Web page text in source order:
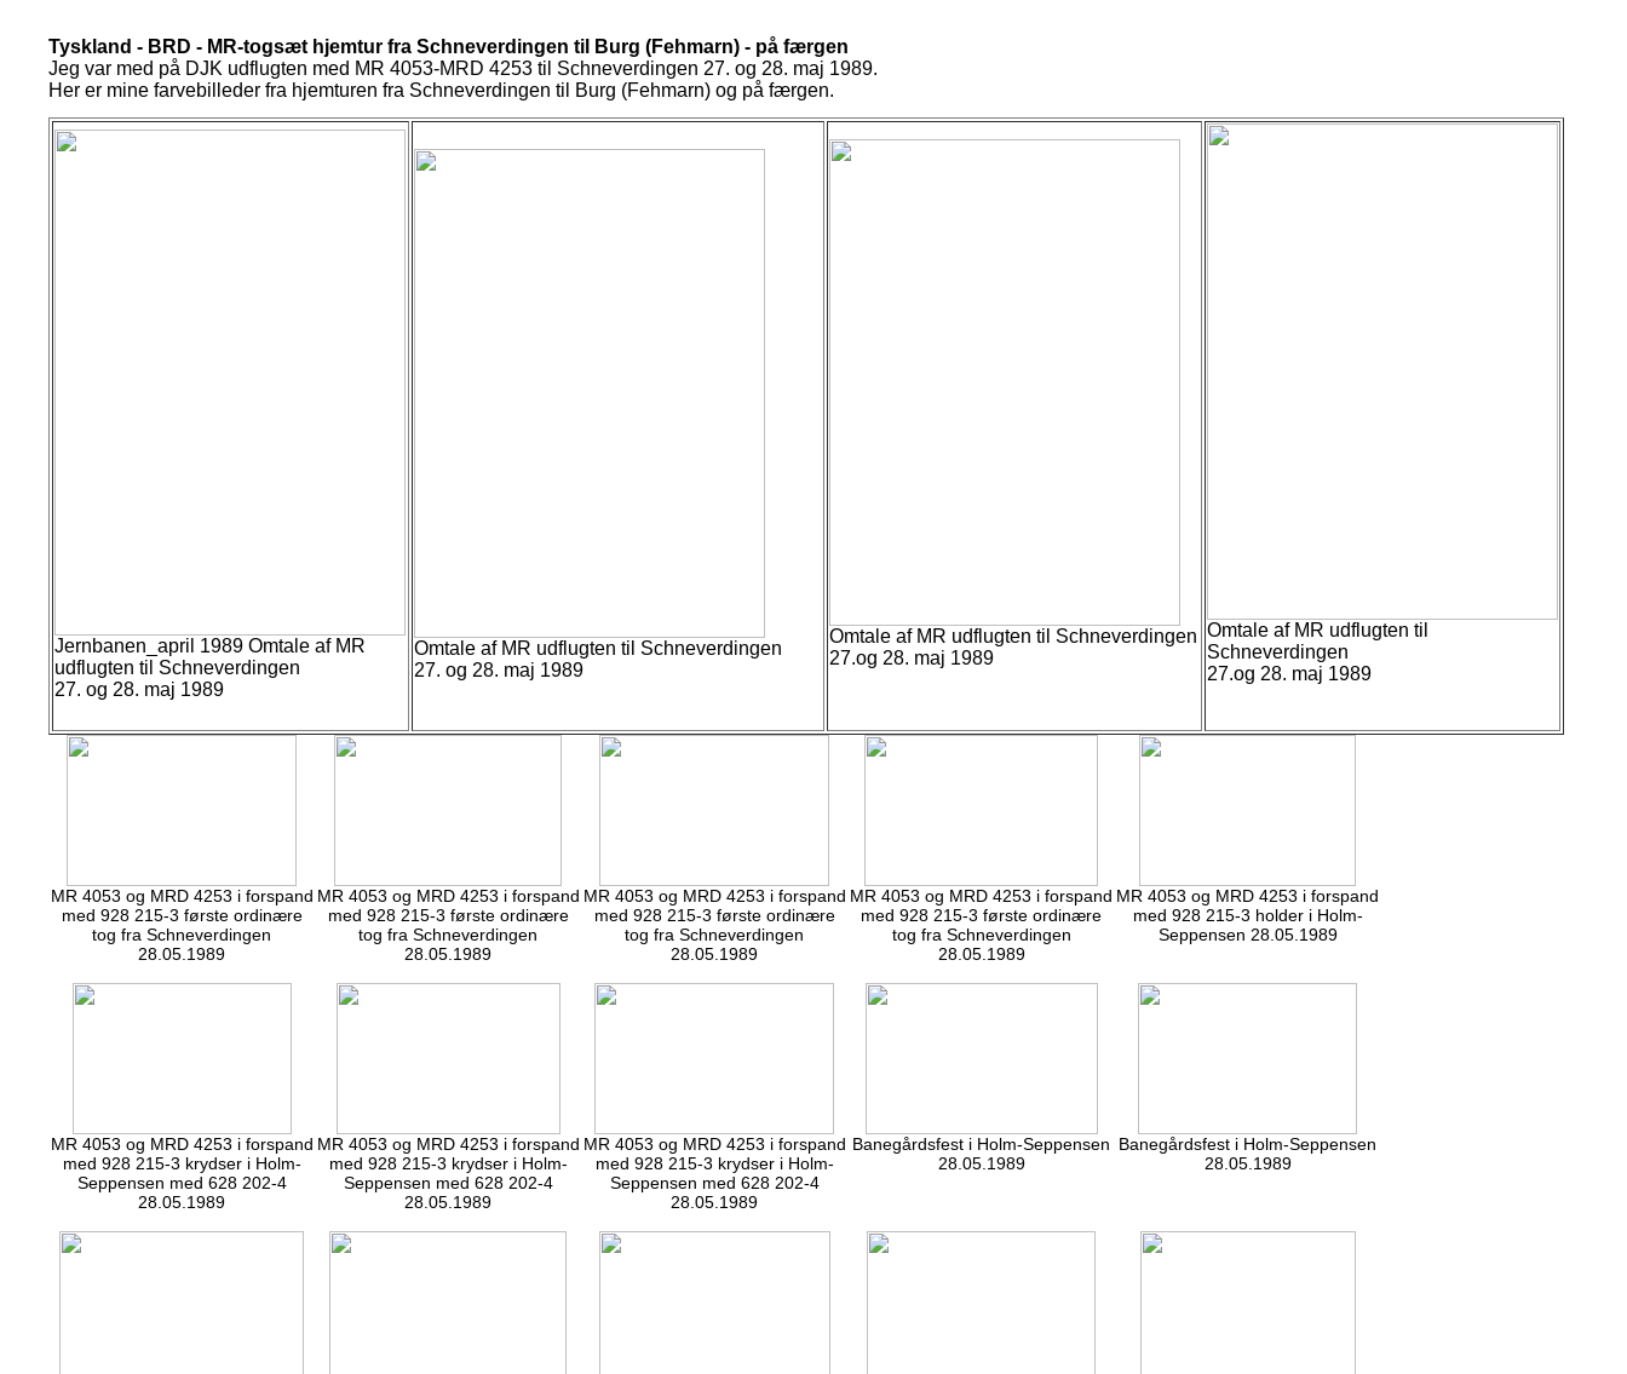
Tyskland - BRD - MR-togsæt hjemtur fra Schneverdingen til Burg (Fehmarn) - på færgen
Jeg var med på DJK udflugten med MR 4053-MRD 4253 til Schneverdingen 27. og 28. maj 1989.
Her er mine farvebilleder fra hjemturen fra Schneverdingen til Burg (Fehmarn) og på færgen.
Jernbanen_april 1989 Omtale af MR
udflugten til Schneverdingen
27. og 28. maj 1989
Omtale af MR udflugten til Schneverdingen
27. og 28. maj 1989
Omtale af MR udflugten til Schneverdingen
27.og 28. maj 1989
Omtale af MR udflugten til
Schneverdingen
27.og 28. maj 1989
MR 4053 og MRD 4253 i forspand
med 928 215-3 første ordinære
tog fra Schneverdingen
28.05.1989
MR 4053 og MRD 4253 i forspand
med 928 215-3 første ordinære
tog fra Schneverdingen
28.05.1989
MR 4053 og MRD 4253 i forspand
med 928 215-3 første ordinære
tog fra Schneverdingen
28.05.1989
MR 4053 og MRD 4253 i forspand
med 928 215-3 første ordinære
tog fra Schneverdingen
28.05.1989
MR 4053 og MRD 4253 i forspand
med 928 215-3 holder i Holm-
Seppensen 28.05.1989
MR 4053 og MRD 4253 i forspand
med 928 215-3 krydser i Holm-
Seppensen med 628 202-4
28.05.1989
MR 4053 og MRD 4253 i forspand
med 928 215-3 krydser i Holm-
Seppensen med 628 202-4
28.05.1989
MR 4053 og MRD 4253 i forspand
med 928 215-3 krydser i Holm-
Seppensen med 628 202-4
28.05.1989
Banegårdsfest i Holm-Seppensen
28.05.1989
Banegårdsfest i Holm-Seppensen
28.05.1989